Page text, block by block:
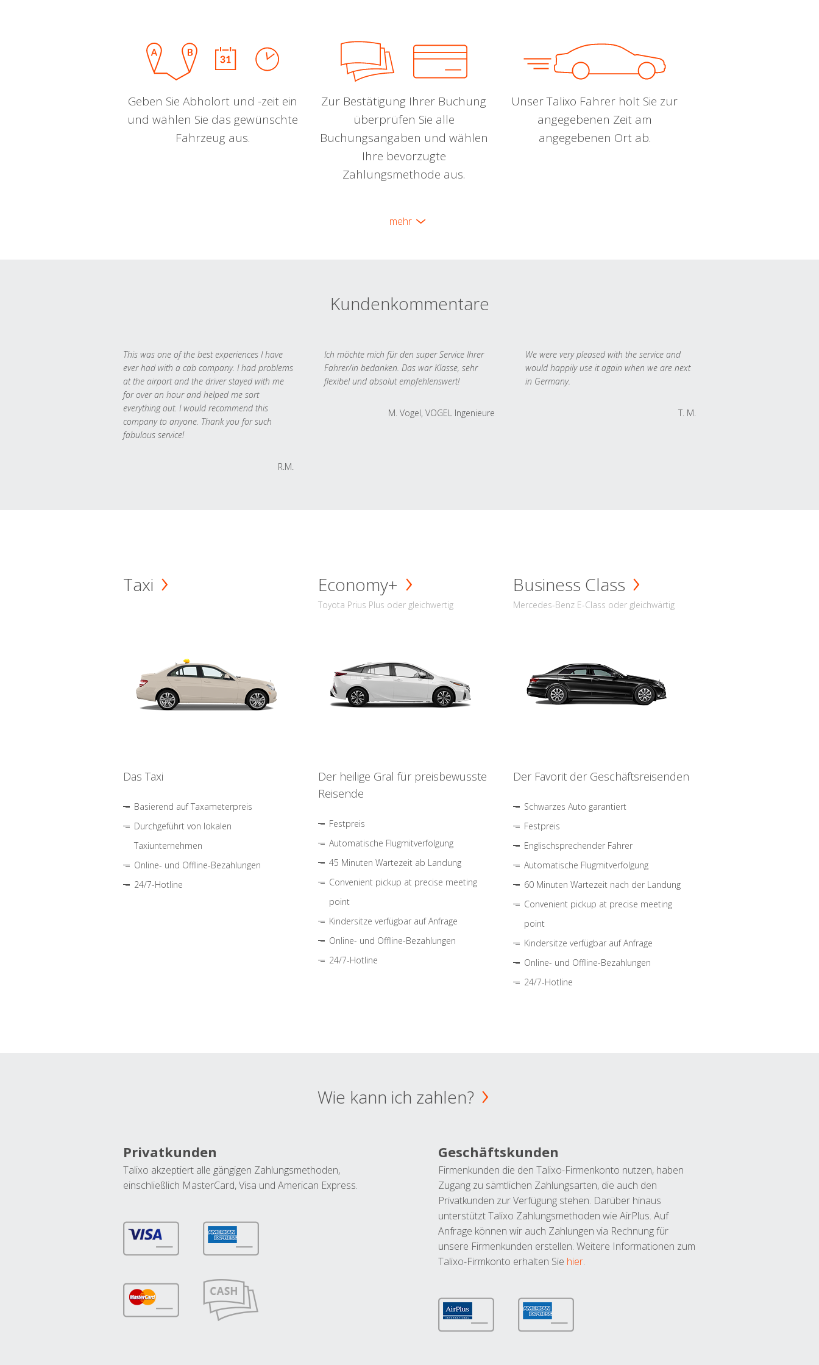
Geben Sie Abholort und -zeit ein
und wählen Sie das gewünschte
Fahrzeug aus.
Zur Bestätigung Ihrer Buchung
überprüfen Sie alle
Buchungsangaben und wählen
Ihre bevorzugte
Zahlungsmethode aus.
Unser Talixo Fahrer holt Sie zur
angegebenen Zeit am
angegebenen Ort ab.
mehr
Kundenkommentare
This was one of the best experiences I have
ever had with a cab company. I had problems
at the airport and the driver stayed with me
for over an hour and helped me sort
everything out. I would recommend this
company to anyone. Thank you for such
fabulous service!
R.M.
Ich möchte mich für den super Service Ihrer
Fahrer/in bedanken. Das war Klasse, sehr
flexibel und absolut empfehlenswert!
M. Vogel, VOGEL Ingenieure
We were very pleased with the service and
would happily use it again when we are next
in Germany.
T. M.
Taxi
Das Taxi
Basierend auf Taxameterpreis
Durchgeführt von lokalen
Taxiunternehmen
Online- und Offline-Bezahlungen
24/7-Hotline
Economy+
Toyota Prius Plus oder gleichwertig
Der heilige Gral für preisbewusste
Reisende
Festpreis
Automatische Flugmitverfolgung
45 Minuten Wartezeit ab Landung
Convenient pickup at precise meeting
point
Kindersitze verfügbar auf Anfrage
Online- und Offline-Bezahlungen
24/7-Hotline
Business Class
Mercedes-Benz E-Class oder gleichwärtig
Der Favorit der Geschäftsreisenden
Schwarzes Auto garantiert
Festpreis
Englischsprechender Fahrer
Automatische Flugmitverfolgung
60 Minuten Wartezeit nach der Landung
Convenient pickup at precise meeting
point
Kindersitze verfügbar auf Anfrage
Online- und Offline-Bezahlungen
24/7-Hotline
Wie kann ich zahlen?
Privatkunden
Talixo akzeptiert alle gängigen Zahlungsmethoden,
einschließlich MasterCard, Visa und American Express.
Geschäftskunden
Firmenkunden die den Talixo-Firmenkonto nutzen, haben
Zugang zu sämtlichen Zahlungsarten, die auch den
Privatkunden zur Verfügung stehen. Darüber hinaus
unterstützt Talixo Zahlungsmethoden wie AirPlus. Auf
Anfrage können wir auch Zahlungen via Rechnung für
unsere Firmenkunden erstellen. Weitere Informationen zum
Talixo-Firmkonto erhalten Sie hier.